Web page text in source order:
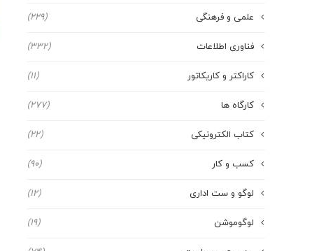
علمی و فرهنگی (229)
فناوری اطلاعات (332)
کاراکتر و کاریکاتور (11)
کارگاه ها (277)
کتاب الکترونیکی (22)
کسب و کار (90)
لوگو و ست اداری (12)
لوگوموشن (19)